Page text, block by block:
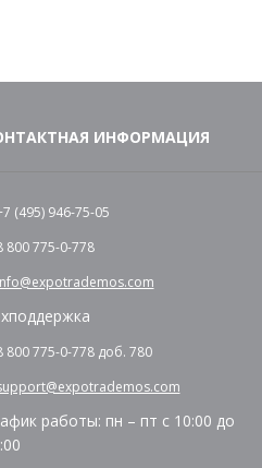
ИНФОРМАЦИЯ
(495) 946-75-05
800 775-0-778
800 775-0-778 доб. 780
работы: пн – пт с 10:00 до